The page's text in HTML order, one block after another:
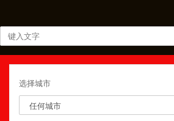
选择城市